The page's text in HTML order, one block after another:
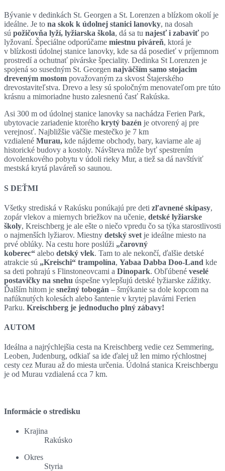
Bývanie v dedinkách St. Georgen a St. Lorenzen a blízkom okolí je
ideálne. Je to na skok k údolnej stanici lanovky, na dosah
sú požičovňa lyží, lyžiarska škola, dá sa tu najesť i zabaviťpo
lyžovaní. Špeciálne odporúčame miestnu piváreň, ktorá je
v blízkosti údolnej stanice lanovky, kde sa dá posedieť v príjemnom
prostredí a ochutnať pivárske špeciality. Dedinka St Lorenzen je
spojená so susedným St. Georgen najväčším samo stojacim
dreveným mostom považovaným za skvost Štajerského
drevostaviteľstva. Drevo a lesy sú spoločným menovateľom pre túto
krásnu a mimoriadne husto zalesnenú časť Rakúska.
Asi 300 m od údolnej stanice lanovky sa nachádza Ferien Park,
ubytovacie zariadenie ktorého krytý bazén je otvorený aj pre
verejnosť. Najbližšie väčšie mestečko je 7 km
vzdialené Murau, kde nájdeme obchody, bary, kaviarne ale aj
historické budovy a kostoly. Návšteva môže byť spestrením
dovolenkového pobytu v údoli rieky Mur, a tiež sa dá navštíviť
mestská krytá plaváreň so saunou.
S DEŤMI
Všetky strediská v Rakúsku ponúkajú pre deti zľavnené skipasy,
zopár vlekov a miernych briežkov na učenie, detské lyžiarske
školy, Kreischberg je ale ešte o niečo vpredu čo sa týka starostlivosti
o najmenších lyžiarov. Miestny detský svet je ideálne miesto na
prvé oblúky. Na cestu hore poslúži „čarovný
koberec“ alebo detský vlek. Tam to ale nekončí, ďalšie detské
atrakcie sú „Kreischi“ trampolína, Yabaa Dabba Doo-Land kde
sa deti pohrajú s Flinstoneovcami a Dinopark. Obľúbené veselé
postavičky na snehu úspešne vylepšujú detské lyžiarske zážitky.
Ďalším hitom je snežný tobogán – šmýkanie sa dole kopcom na
nafúknutých kolesách alebo šantenie v krytej plavárni Ferien
Parku. Kreischberg je jednoducho plný zábavy!
AUTOM
Ideálna a najrýchlejšia cesta na Kreischberg vedie cez Semmering,
Leoben, Judenburg, odkiaľ sa ide ďalej už len mimo rýchlostnej
cesty cez Murau až do miesta určenia. Údolná stanica Kreischbergu
je od Murau vzdialená cca 7 km.
Informácie o stredisku
Krajina
Rakúsko
Okres
Styria